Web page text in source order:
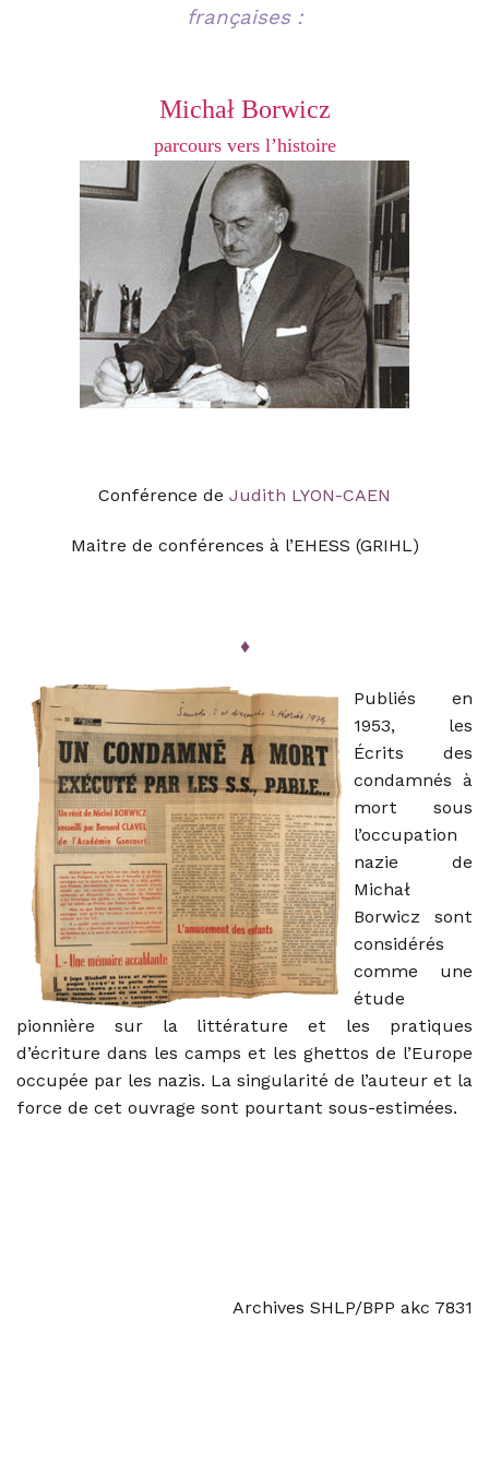
françaises :
Michał Borwicz
parcours vers l’histoire
Conférence de Judith LYON-CAEN
Maitre de conférences à l’EHESS (GRIHL)
♦
Publiés en
1953, les
Écrits des
condamnés à
mort sous
l’occupation
nazie de
Michał
Borwicz sont
considérés
comme une
étude
pionnière sur la littérature et les pratiques
d’écriture dans les camps et les ghettos de l’Europe
occupée par les nazis. La singularité de l’auteur et la
force de cet ouvrage sont pourtant sous-estimées.
Archives SHLP/BPP akc 7831